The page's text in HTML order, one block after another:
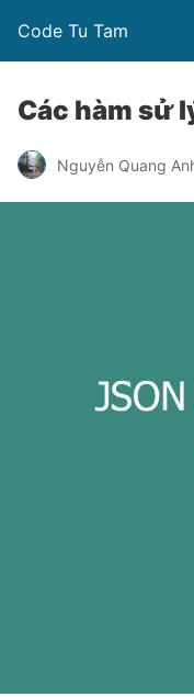
Code Tu Tam
Các hàm sử
Nguyễn Quang